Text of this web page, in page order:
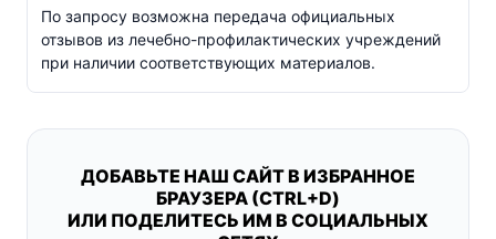
По запросу возможна передача официальных
отзывов из лечебно-профилактических учреждений
при наличии соответствующих материалов.
ДОБАВЬТЕ НАШ САЙТ В ИЗБРАННОЕ
БРАУЗЕРА (CTRL+D)
ИЛИ ПОДЕЛИТЕСЬ ИМ В СОЦИАЛЬНЫХ